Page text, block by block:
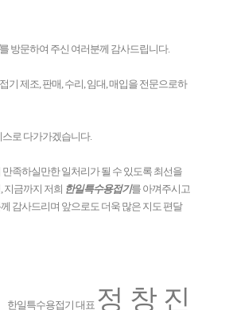
방문하여 주신 여러분께 감사드립니다.
기 제조, 판매, 수리, 임대, 매입을 전문으로하
로 다가가겠습니다.
족하실만한 일처리가 될 수 있도록 최선을
지금까지 저희 한일특수용접기를 아껴주시고
감사드리며 앞으로도 더욱 많은 지도 편달
한일특수용접기 대표 정 창 진